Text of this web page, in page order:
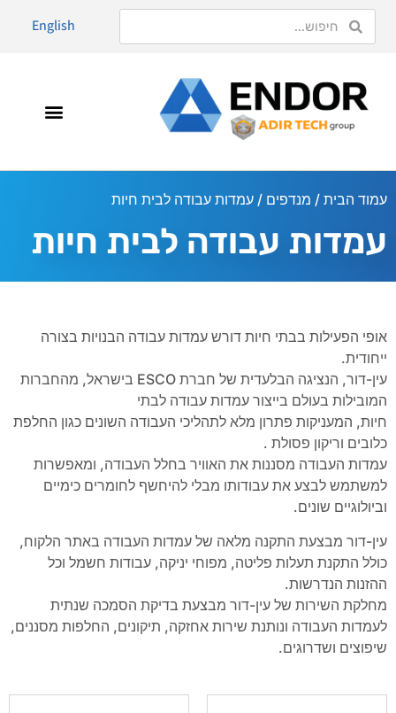
English
עמוד הבית / מנדפים / עמדות עבודה לבית חיות
עמדות עבודה לבית חיות
אופי הפעילות בבתי חיות דורש עמדות עבודה הבנויות בצורה
ייחודית.
עין-דור, הנציגה הבלעדית של חברת ESCO בישראל, מהחברות
המובילות בעולם בייצור עמדות עבודה לבתי
חיות, המעניקות פתרון מלא לתהליכי העבודה השונים כגון החלפת
כלובים וריקון פסולת .
עמדות העבודה מסננות את האוויר בחלל העבודה, ומאפשרות
למשתמש לבצע את עבודותו מבלי להיחשף לחומרים כימיים
וביולוגיים שונים.
עין-דור מבצעת התקנה מלאה של עמדות העבודה באתר הלקוח,
כולל התקנת תעלות פליטה, מפוחי יניקה, עבודות חשמל וכל
ההזנות הנדרשות.
מחלקת השירות של עין-דור מבצעת בדיקת הסמכה שנתית
לעמדות העבודה ונותנת שירות אחזקה, תיקונים, החלפות מסננים,
שיפוצים ושדרוגים.